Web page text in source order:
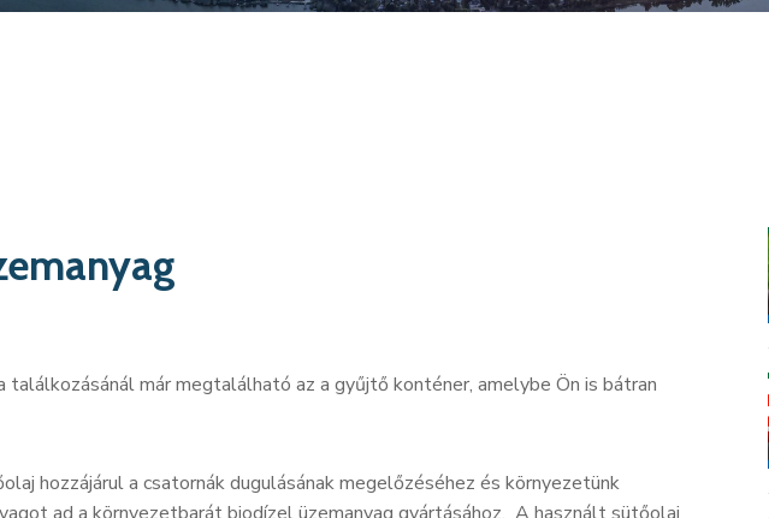
már megtalálható az a gyűjtő konténer, amelybe Ön is bátran
hozzájárul a csatornák dugulásának megelőzéséhez és környezetünk